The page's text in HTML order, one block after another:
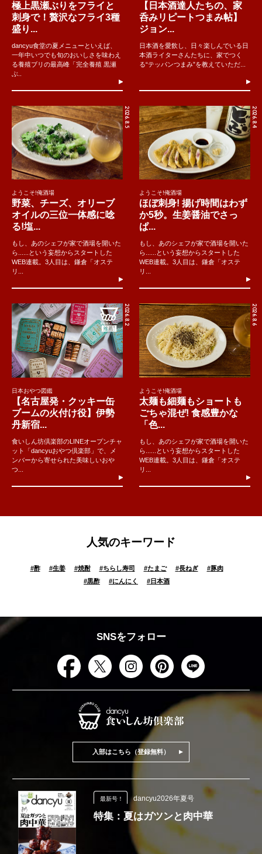
極上黒瀬ぶりをフライと
刺身で！贅沢なフライ3種
盛り...
dancyu食堂の夏メニューといえば、
一年中いつでも旬のおいしさを味わえ
る養殖ブリの最高峰「完全養殖 黒瀬
ぶ..
【日本酒達人たちの、家
呑みリピートつまみ帖】
ジョン...
日本酒を愛飲し、日々楽しんでいる日
本酒ライターさんたちに、家でつく
る“テッパンつまみ”を教えていただ...
2026.8.5
ようこそ!俺酒場
野菜、チーズ、オリーブ
オイルの三位一体感に唸
る!塩...
もし、あのシェフが家で酒場を開いた
ら......という妄想からスタートした
WEB連載。3人目は、鎌倉「オステ
リ...
2026.8.4
ようこそ!俺酒場
ほぼ刺身! 揚げ時間はわず
か5秒。生姜醤油でさっ
ぱ...
もし、あのシェフが家で酒場を開いた
ら......という妄想からスタートした
WEB連載。3人目は、鎌倉「オステ
リ...
2026.8.2
日本おやつ図鑑
【名古屋発・クッキー缶
ブームの火付け役】伊勢
丹新宿...
食いしん坊倶楽部のLINEオープンチャ
ット「dancyuおやつ倶楽部」で、メ
ンバーから寄せられた美味しいおや
つ...
2026.8.6
ようこそ!俺酒場
太麺も細麺もショートも
ごちゃ混ぜ! 食感豊かな
「色...
もし、あのシェフが家で酒場を開いた
ら......という妄想からスタートした
WEB連載。3人目は、鎌倉「オステ
リ...
人気のキーワード
#酢 #生姜 #焼酎 #ちらし寿司 #たまご #長ねぎ #豚肉
#黒酢 #にんにく #日本酒
SNSをフォロー
入部はこちら（登録無料）
最新号！ dancyu2026年夏号
特集：夏はガツンと肉中華